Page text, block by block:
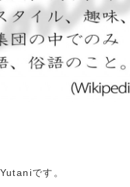
です。